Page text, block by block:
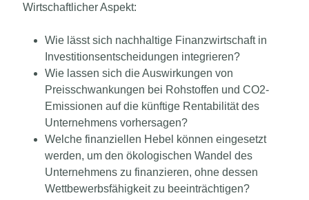
Wirtschaftlicher Aspekt:
Wie lässt sich nachhaltige Finanzwirtschaft in
Investitionsentscheidungen integrieren?
Wie lassen sich die Auswirkungen von
Preisschwankungen bei Rohstoffen und CO2-
Emissionen auf die künftige Rentabilität des
Unternehmens vorhersagen?
Welche finanziellen Hebel können eingesetzt
werden, um den ökologischen Wandel des
Unternehmens zu finanzieren, ohne dessen
Wettbewerbsfähigkeit zu beeinträchtigen?